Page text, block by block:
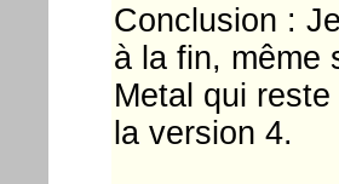
Conclusion :
à la fin, même
Metal qui
la version 4.